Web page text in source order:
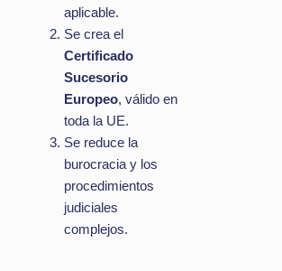
aplicable.
Se crea el
Certificado
Sucesorio
Europeo, válido en
toda la UE.
Se reduce la
burocracia y los
procedimientos
judiciales
complejos.